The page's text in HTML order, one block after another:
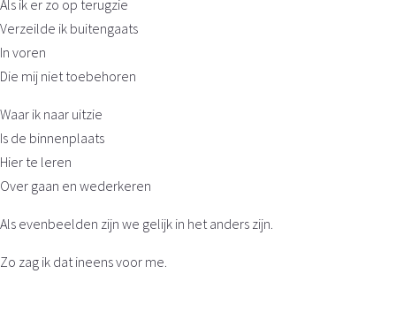
Als ik er zo op terugzie
Verzeilde ik buitengaats
In voren
Die mij niet toebehoren
Waar ik naar uitzie
Is de binnenplaats
Hier te leren
Over gaan en wederkeren
Als evenbeelden zijn we gelijk in het anders zijn.
Zo zag ik dat ineens voor me.